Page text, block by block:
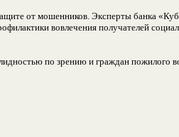
от мошенников. Эксперты банка
вовлечения получателей
по зрению и граждан пожилого